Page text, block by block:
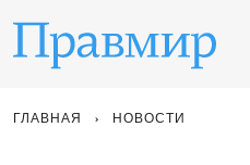
ГЛАВНАЯ НОВОСТИ